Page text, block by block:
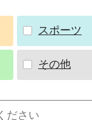
スポーツ
その他